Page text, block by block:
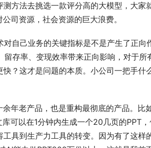
方法去挑选一款评分高的大模型，大家
司资源，社会资源的巨大浪费。
自己业务的关键指标是不是产生了正向
存率、变现效率带来正向影响，对于所
？这才是问题的本质。小公司一把手什
年老产品，也是重构最彻底的产品。比
可以在1分钟内生成一个20几页的PPT
具到生产力工具的转变。因为有了这样